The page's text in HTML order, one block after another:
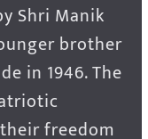
Shri Manik
brother
in 1946. The
freedom